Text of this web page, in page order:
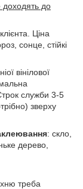
до
Ціна
сонце, стійкі
вінілової
служби 3-5
зверху
: скло,
дерево,
треба